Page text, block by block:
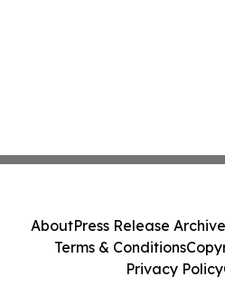
AboutPress Release Archive
Terms & Conditions
Privacy Policy